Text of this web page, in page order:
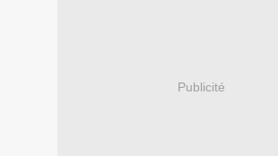
Publicité